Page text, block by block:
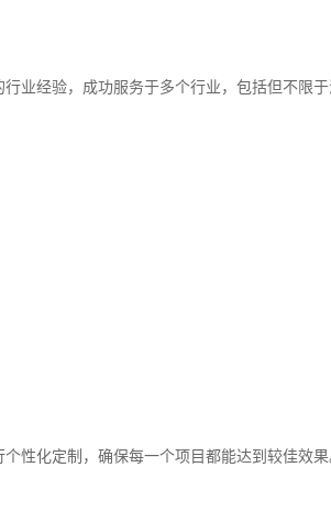
业经验，成功服务于多个行业，包括但不限于
性化定制，确保每一个项目都能达到较佳效果